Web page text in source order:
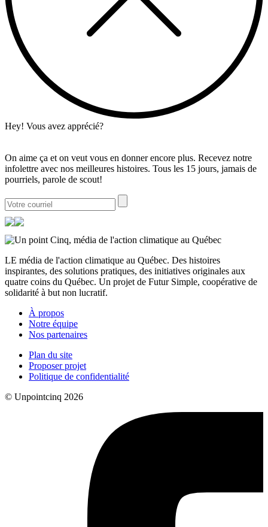
Hey! Vous avez apprécié?
On aime ça et on veut vous en donner encore plus. Recevez notre
infolettre avec nos meilleures histoires. Tous les 15 jours, jamais de
pourriels, parole de scout!
LE média de l'action climatique au Québec. Des histoires
inspirantes, des solutions pratiques, des initiatives originales aux
quatre coins du Québec. Un projet de Futur Simple, coopérative de
solidarité à but non lucratif.
À propos
Notre équipe
Nos partenaires
Plan du site
Proposer projet
Politique de confidentialité
© Unpointcinq 2026